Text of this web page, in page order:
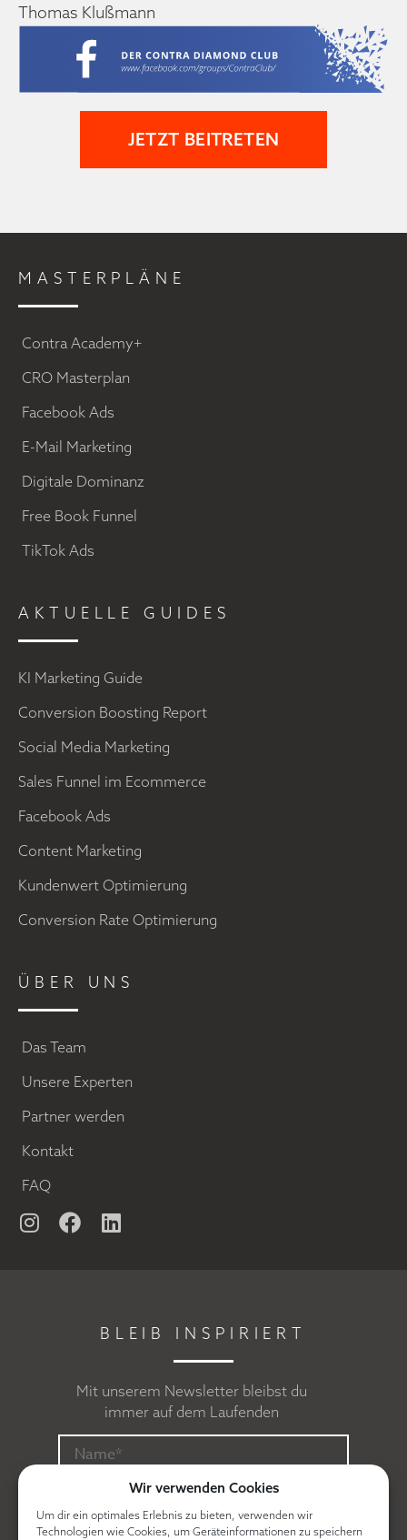
Wir verwenden Cookies
Um dir ein optimales Erlebnis zu bieten, verwenden wir
Technologien wie Cookies, um Geräteinformationen zu speichern
Thomas Klußmann
JETZT BEITRETEN
MASTERPLÄNE
Contra Academy+
CRO Masterplan
Facebook Ads
E-Mail Marketing
Digitale Dominanz
Free Book Funnel
TikTok Ads
AKTUELLE GUIDES
KI Marketing Guide
Conversion Boosting Report
Social Media Marketing
Sales Funnel im Ecommerce
Facebook Ads
Content Marketing
Kundenwert Optimierung
Conversion Rate Optimierung
ÜBER UNS
Das Team
Unsere Experten
Partner werden
Kontakt
FAQ
BLEIB INSPIRIERT
Mit unserem Newsletter bleibst du
immer auf dem Laufenden